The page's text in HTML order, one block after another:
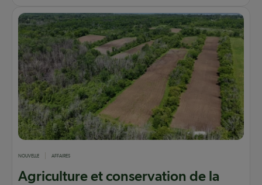
NOUVELLE AFFAIRES
Agriculture et conservation de la